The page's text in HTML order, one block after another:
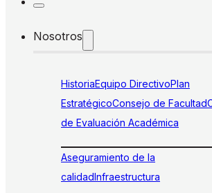
Nosotros
HistoriaEquipo DirectivoPlan
EstratégicoConsejo de Facultad
de Evaluación Académica
Aseguramiento de la
calidadInfraestructura